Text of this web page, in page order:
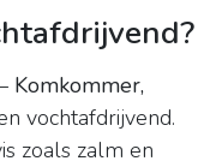
Komkommer,
vochtafdrijvend.
zoals zalm en